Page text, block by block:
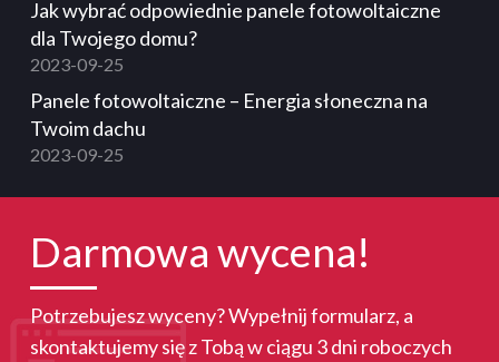
Jak wybrać odpowiednie panele fotowoltaiczne
dla Twojego domu?
2023-09-25
Panele fotowoltaiczne – Energia słoneczna na
Twoim dachu
2023-09-25
Darmowa wycena!
Potrzebujesz wyceny? Wypełnij formularz, a
skontaktujemy się z Tobą w ciągu 3 dni roboczych